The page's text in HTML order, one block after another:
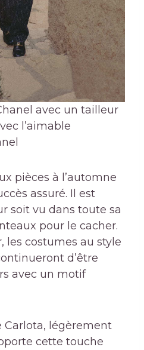
avec un tailleur
l’aimable
pièces à l’automne
assuré. Il est
soit vu dans toute sa
pour le cacher.
les costumes au style
d’être
avec un motif
Carlota, légèrement
cette touche